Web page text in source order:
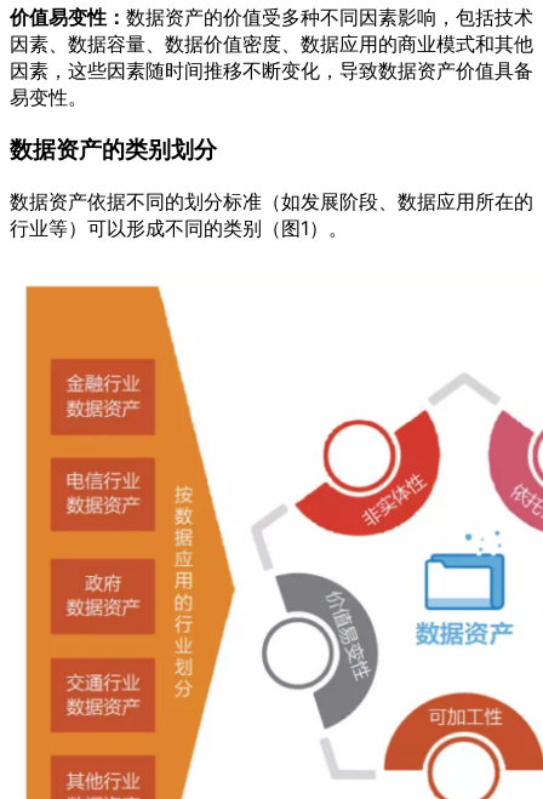
价值易变性： 数据资产的价值受多种不同因素影响，包括技术
因素、数据容量、数据价值密度、数据应用的商业模式和其他
因素，这些因素随时间推移不断变化，导致数据资产价值具备
易变性。
数据资产的类别划分
数据资产依据不同的划分标准（如发展阶段、数据应用所在的
行业等）可以形成不同的类别（图1）。